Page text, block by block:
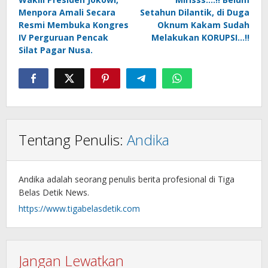
pos
Menpora Amali Secara
Resmi Membuka Kongres
IV Perguruan Pencak
Silat Pagar Nusa.
Setahun Dilantik, di Duga
Oknum Kakam Sudah
Melakukan KORUPSI…!!
Tentang Penulis: Andika
Andika adalah seorang penulis berita profesional di Tiga
Belas Detik News.
https://www.tigabelasdetik.com
Jangan Lewatkan